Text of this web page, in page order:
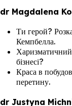
dr Magdalena
Ти герой?
Кемпбелла.
бізнесі?
Краса в
перетину.
dr Justyna